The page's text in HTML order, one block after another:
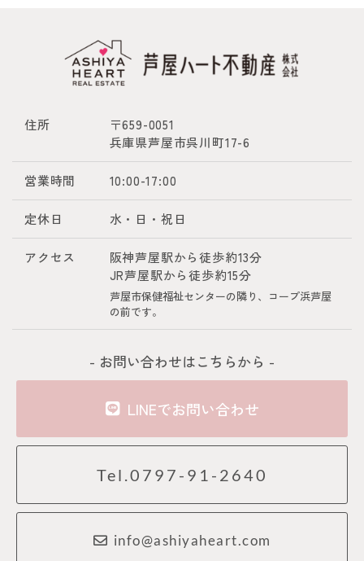
住所
〒659-0051
兵庫県芦屋市呉川町17-6
営業時間 10:00-17:00
定休日 水・日・祝日
アクセス
阪神芦屋駅から徒歩約13分
JR芦屋駅から徒歩約15分
芦屋市保健福祉センターの隣り、コープ浜芦屋
の前です。
- お問い合わせはこちらから -
LINEでお問い合わせ
Tel.0797-91-2640
info@ashiyaheart.com